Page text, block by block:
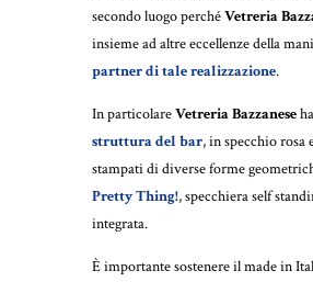
secondo luogo perchéVetreria
insieme ad altre eccellenze della
partner di tale realizzazione.
In particolareVetreria Bazzanese
struttura del bar, in specchio rosa
stampati di diverse forme
Pretty Thing!, specchiera self
integrata.
È importante sostenere il made in